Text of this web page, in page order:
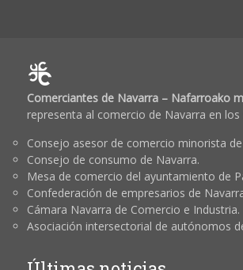
Comerciantes de Navarra – Nafarroako
representa al comercio de Navarra en
Consejo asesor de comercio minorista
Consejo de consumo de Navarra.
Mesa de comercio del ayuntamiento de
Confederación de empresarios de
Cámara Navarra de Comercio e Industria.
Asociación intersectorial de autónomos